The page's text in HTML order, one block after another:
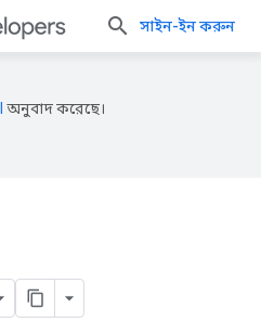
সাইন-ইন করুন
অনুবাদ করেছে।